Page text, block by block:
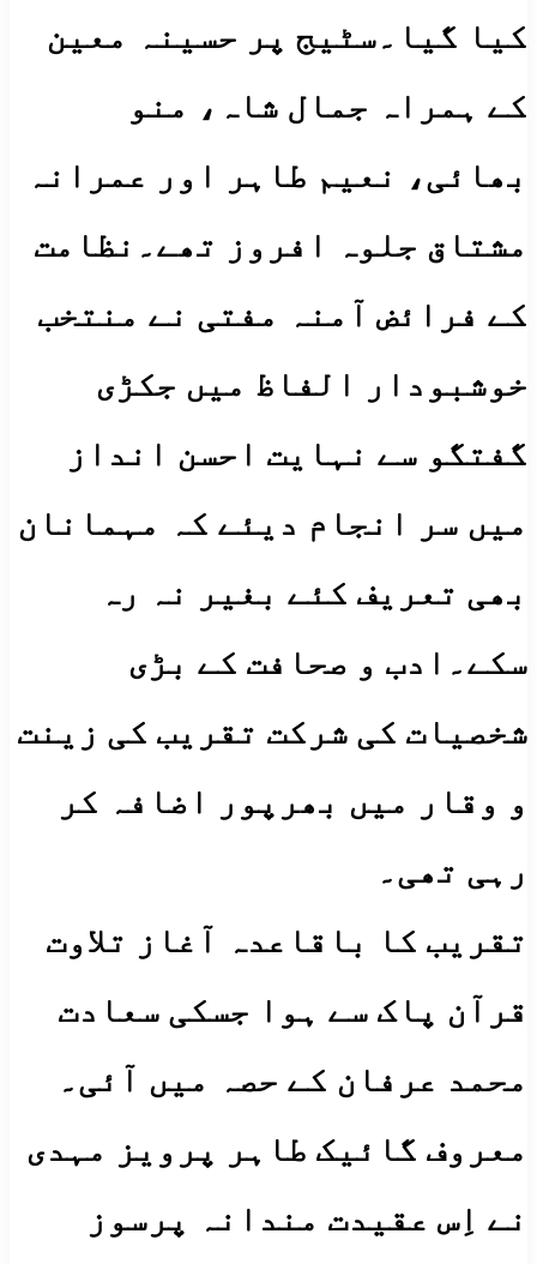
کیا گیا۔سٹیج پر حسینہ معین
کے ہمراہ جمال شاہ، منو
بھائی، نعیم طاہر اور عمرانہ
مشتاق جلوہ افروز تھے۔نظامت
کے فرائض آمنہ مفتی نے منتخب
خوشبودار الفاظ میں جکڑی
گفتگو سے نہایت احسن انداز
میں سر انجام دیئے کہ مہمانان
بھی تعریف کئے بغیر نہ رہ
سکے۔ادب و صحافت کے بڑی
شخصیات کی شرکت تقریب کی زینت
و وقار میں بھرپور اضافہ کر
رہی تھی۔
تقریب کا باقاعدہ آغاز تلاوت
قرآن پاک سے ہوا جسکی سعادت
محمد عرفان کے حصہ میں آئی۔
معروف گائیک طاہر پرویز مہدی
نے اِس عقیدت مندانہ پرسوز